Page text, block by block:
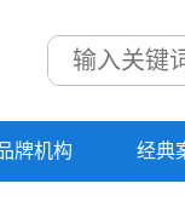
牌机构 经典